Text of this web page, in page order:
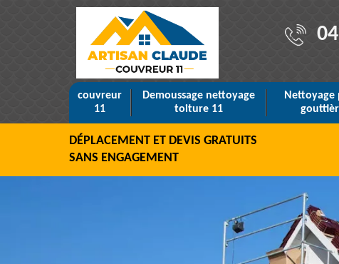
couvreur
11
Demoussage nettoyage
toiture 11
Nettoyage
DÉPLACEMENT ET DEVIS GRATUITS
SANS ENGAGEMENT